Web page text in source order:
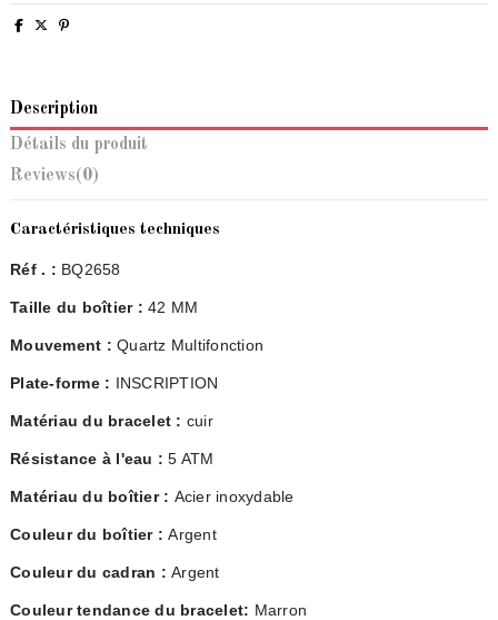
Description
Détails du produit
Reviews(0)
Caractéristiques techniques
Réf . : BQ2658
Taille du boîtier : 42 MM
Mouvement : Quartz Multifonction
Plate-forme : INSCRIPTION
Matériau du bracelet : cuir
Résistance à l'eau : 5 ATM
Matériau du boîtier : Acier inoxydable
Couleur du boîtier : Argent
Couleur du cadran : Argent
Couleur tendance du bracelet: Marron